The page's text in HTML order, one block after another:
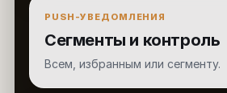
PUSH-УВЕДОМЛЕНИЯ
Сегменты и контроль
Всем, избранным или сегменту.